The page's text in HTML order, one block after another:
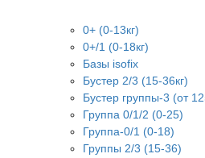
0+ (0-13кг)
0+/1 (0-18кг)
Базы isofix
Бустер 2/3 (15-36кг)
Бустер группы-3 (от
Группа 0/1/2 (0-25)
Группа-0/1 (0-18)
Группы 2/3 (15-36)